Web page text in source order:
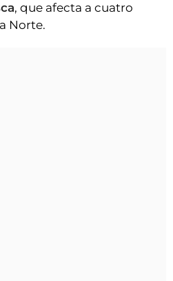
, que afecta a cuatro
Norte.